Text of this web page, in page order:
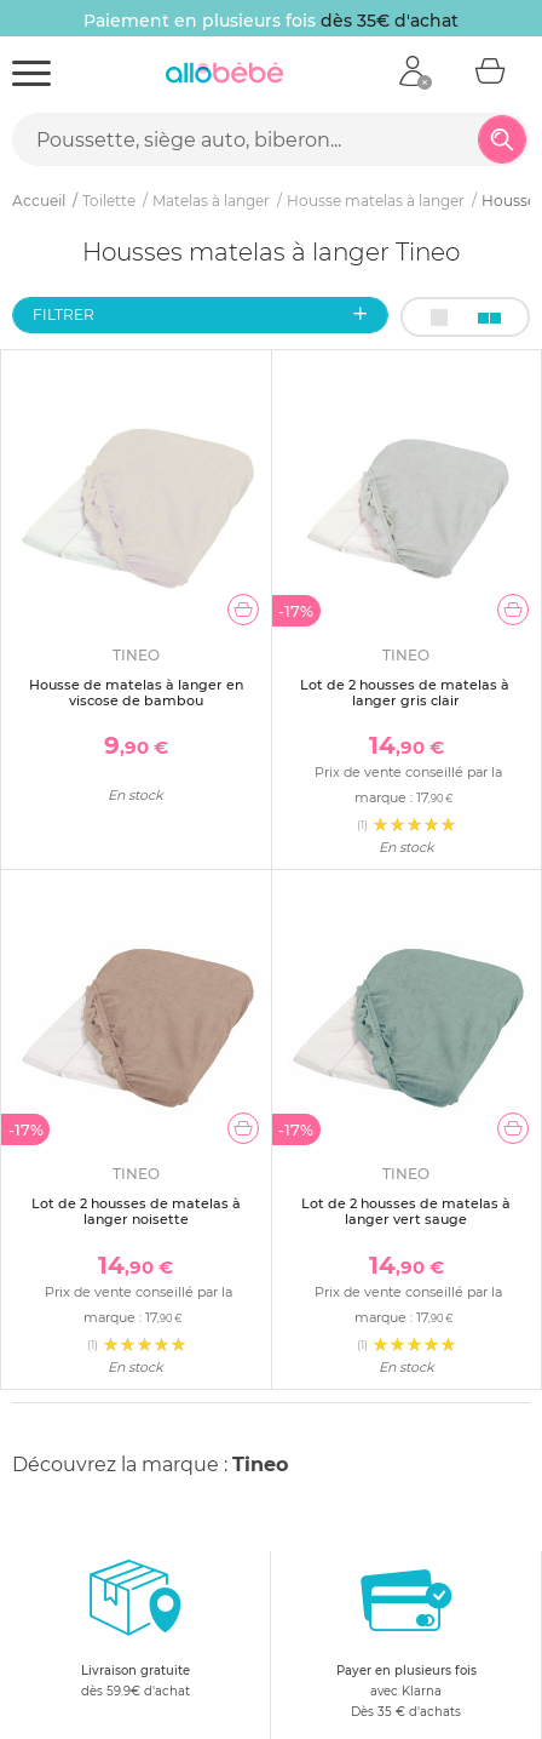
Paiement en plusieurs fois dès 35€ d'achat
Accueil Toilette Matelas à langer Housse matelas à langer Housse
Housses matelas à langer Tineo
FILTRER
TINEO
Housse de matelas à langer en
viscose de bambou
9,90 €
En stock
-17%
TINEO
Lot de 2 housses de matelas à
langer gris clair
14,90 €
Prix de vente conseillé par la
marque : 17,90 €
(1)
En stock
-17%
TINEO
Lot de 2 housses de matelas à
langer noisette
14,90 €
Prix de vente conseillé par la
marque :17 ,90 €
(1)
En stock
-17%
TINEO
Lot de 2 housses de matelas à
langer vert sauge
14,90 €
Prix de vente conseillé par la
marque : 17,90 €
(1)
En stock
Découvrez la marque : Tineo
Livraison gratuite
dès 59.9€ d'achat
Payer en plusieurs fois
avec Klarna
Dès 35 € d'achats